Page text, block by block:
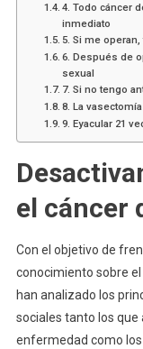
4. Todo cáncer
inmediato
5. Si me
6. Después de
sexual
7. Si no tengo
8. La
9. Eyacular 21
el cáncer
Con el objetivo de
conocimiento sobre
han analizado los
sociales tanto los
enfermedad como